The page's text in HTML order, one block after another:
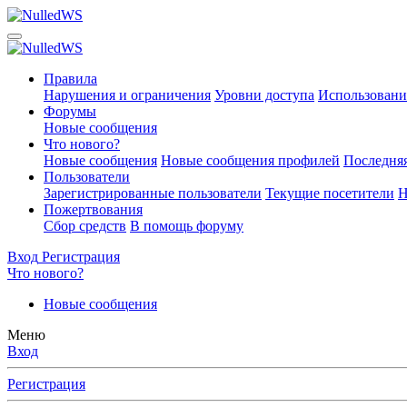
Правила
Нарушения и ограничения Уровни доступа
Форумы
Новые сообщения
Что нового?
Новые сообщения Новые сообщения профилей
Пользователи
Зарегистрированные пользователи Текущие посетители
Пожертвования
Сбор средств В помощь форуму
Вход Регистрация
Что нового?
Новые сообщения
Меню
Вход
Регистрация